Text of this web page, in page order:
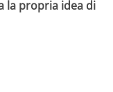
la propria idea di